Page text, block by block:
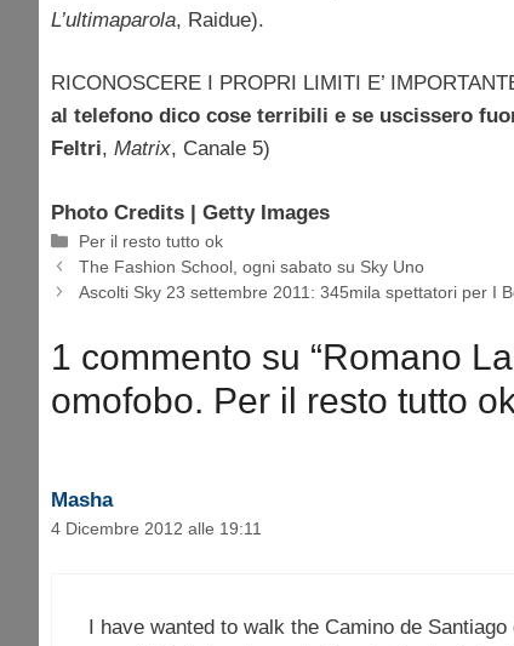
L’ultimaparola, Raidue).
RICONOSCERE I PROPRI LIMITI E’
al telefono dico cose terribili e se uscissero
Feltri, Matrix, Canale 5)
Photo Credits | Getty Images
Categorie
Per il resto tutto ok
The Fashion School, ogni sabato su Sky Uno
Ascolti Sky 23 settembre 2011: 345mila spettatori per I
1 commento su “Romano
omofobo. Per il resto tutto
Masha
4 Dicembre 2012 alle 19:11
I have wanted to walk the Camino de